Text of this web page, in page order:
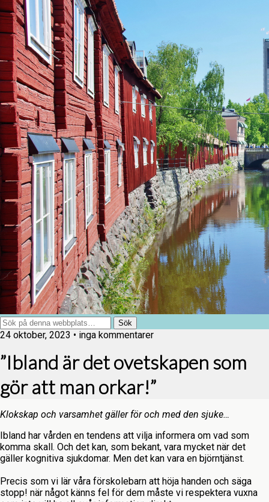
24 oktober, 2023 • inga kommentarer
”Ibland är det ovetskapen som
gör att man orkar!”
Klokskap och varsamhet gäller för och med den sjuke…
Ibland har vården en tendens att vilja informera om vad som
komma skall. Och det kan, som bekant, vara mycket när det
gäller kognitiva sjukdomar. Men det kan vara en björntjänst.
Precis som vi lär våra förskolebarn att höja handen och säga
stopp! när något känns fel för dem måste vi respektera vuxna